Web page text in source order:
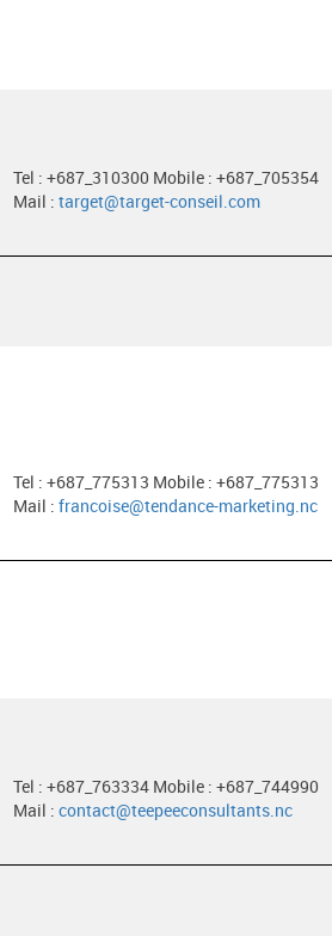
Tel : +687_310300 Mobile : +687_705354
Mail : target@target-conseil.com
Tel : +687_775313 Mobile : +687_775313
Mail : francoise@tendance-marketing.nc
Tel : +687_763334 Mobile : +687_744990
Mail : contact@teepeeconsultants.nc